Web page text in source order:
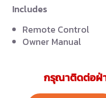
Includes
Remote Control
Owner Manual
กรุณาติดต่อฝ่